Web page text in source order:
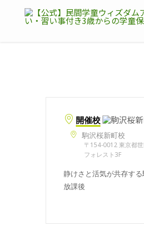
開催校
駒沢桜新町校
〒154-0012 東京都
フォレスト3F
静けさと活気が共存す
放課後